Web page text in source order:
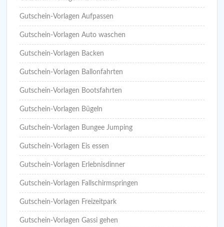
Gutschein-Vorlagen Aufpassen
Gutschein-Vorlagen Auto waschen
Gutschein-Vorlagen Backen
Gutschein-Vorlagen Ballonfahrten
Gutschein-Vorlagen Bootsfahrten
Gutschein-Vorlagen Bügeln
Gutschein-Vorlagen Bungee Jumping
Gutschein-Vorlagen Eis essen
Gutschein-Vorlagen Erlebnisdinner
Gutschein-Vorlagen Fallschirmspringen
Gutschein-Vorlagen Freizeitpark
Gutschein-Vorlagen Gassi gehen